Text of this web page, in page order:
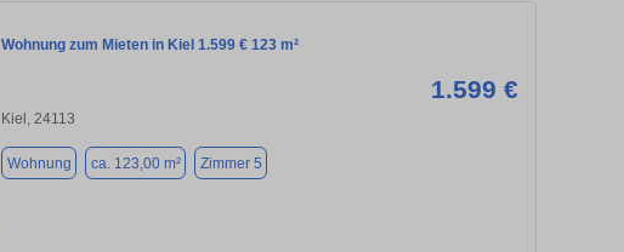
Wohnung zum Mieten in Kiel 1.599 € 123 m²
1.599 €
Kiel, 24113
Wohnung ca. 123,00 m² Zimmer 5